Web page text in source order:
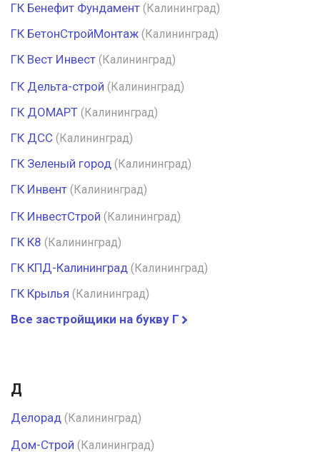
ГК Бенефит Фундамент (Калининград)
ГК БетонСтройМонтаж (Калининград)
ГК Вест Инвест (Калининград)
ГК Дельта-строй (Калининград)
ГК ДОМАРТ (Калининград)
ГК ДСС (Калининград)
ГК Зеленый город (Калининград)
ГК Инвент (Калининград)
ГК ИнвестСтрой (Калининград)
ГК К8 (Калининград)
ГК КПД-Калининград (Калининград)
ГК Крылья (Калининград)
Все застройщики на букву Г
Д
Делорад (Калининград)
Дом-Строй (Калининград)